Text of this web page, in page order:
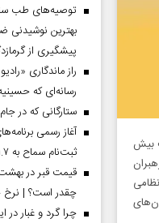
با۲۰۰موشک واصابت بیش
توصیه‌های طب
بهترین
پیشگیری از
راز ماندگاری
رسانه‌ای که
ستارگانی که در جام جهانی
ثبت‌نام سماح به ۱.۷ میلیون نفر رسید
چقدر است؟ | نرخ
چرا گرد و غبار در